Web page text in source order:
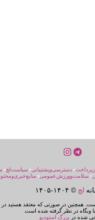
• دسترسی‌و‌پشتیبانی• سیاست‌لچ•
• سلامت‌و‌ورزش‌عمومی• منابع‌خبری‌ومحتوا
لچ © ۱۴۰۴- ۱۴۰۵
همچنین در صورتی که معتقد
با وبگاه در نظر گرفته شده است.
شده در بزرگ استودیو